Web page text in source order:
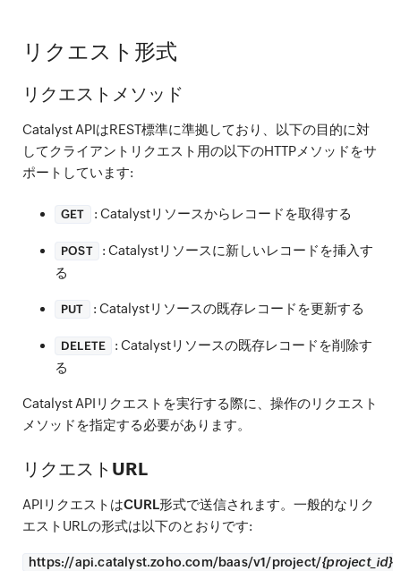
リクエスト形式
リクエストメソッド
Catalyst APIはREST標準に準拠しており、以下の目的に対
してクライアントリクエスト用の以下のHTTPメソッドをサ
ポートしています:
GET : Catalystリソースからレコードを取得する
POST
: Catalystリソースに新しいレコードを挿入す
る
PUT : Catalystリソースの既存レコードを更新する
DELETE
: Catalystリソースの既存レコードを削除す
る
Catalyst APIリクエストを実行する際に、操作のリクエスト
メソッドを指定する必要があります。
リクエストURL
APIリクエストはCURL形式で送信されます。一般的なリク
エストURLの形式は以下のとおりです:
https://api.catalyst.zoho.com/baas/v1/project/{project_id}